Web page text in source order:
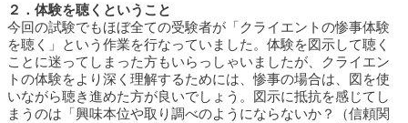
２．体験を聴くということ
今回の試験でもほぼ全ての受験者が「クライエントの惨事体験
を聴く」という作業を行なっていました。体験を図示して聴く
ことに迷ってしまった方もいらっしゃいましたが、クライエン
トの体験をより深く理解するためには、惨事の場合は、図を使
いながら聴き進めた方が良いでしょう。図示に抵抗を感じてし
まうのは「興味本位や取り調べのようにならないか？（信頼関